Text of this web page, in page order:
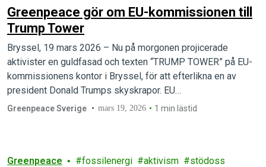
Greenpeace gör om EU-kommissionen till
Trump Tower
Bryssel, 19 mars 2026 – Nu på morgonen projicerade
aktivister en guldfasad och texten “TRUMP TOWER” på EU-
kommissionens kontor i Bryssel, för att efterlikna en av
president Donald Trumps skyskrapor. EU…
Greenpeace Sverige mars 19, 2026 1 min lästid
Greenpeace fossilenergi aktivism stödoss